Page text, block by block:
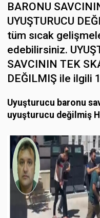
BARONU
UYUŞTURUCU
tüm sıcak
edebilirsiniz.
SAVCININ TEK
DEĞILMIŞ ile ilgili
Uyuşturucu baronu
uyuşturucu değilmiş